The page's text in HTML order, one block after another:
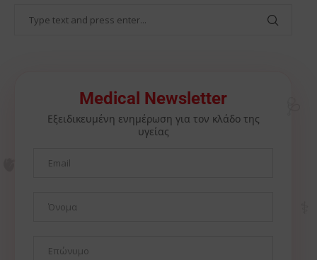
Medical Newsletter
Εξειδικευμένη ενημέρωση για τον κλάδο της
υγείας